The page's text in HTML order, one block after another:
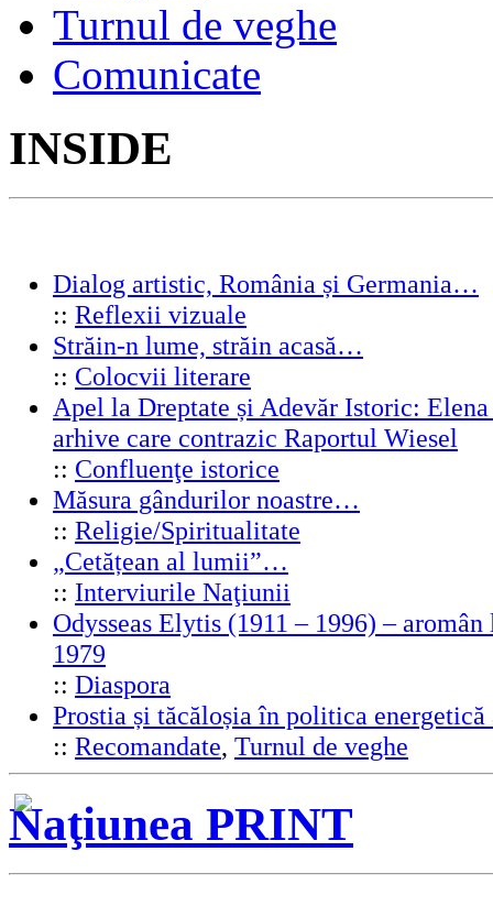
Turnul de veghe
Comunicate
INSIDE
Dialog artistic, România și Germania…
:: Reflexii vizuale
Străin-n lume, străin acasă…
:: Colocvii literare
Apel la Dreptate și Adevăr Istoric:
arhive care contrazic Raportul Wiesel
:: Confluenţe istorice
Măsura gândurilor noastre…
:: Religie/Spiritualitate
„Cetățean al lumii”…
:: Interviurile Naţiunii
Odysseas Elytis (1911 – 1996) –
1979
:: Diaspora
Prostia și tăcăloșia în politica
:: Recomandate, Turnul de veghe
Naţiunea PRINT